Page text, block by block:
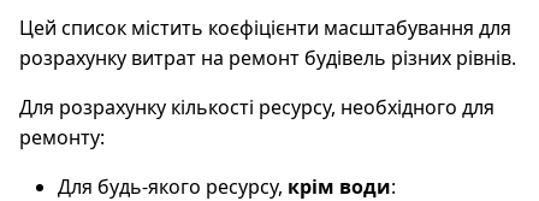
Цей список містить коєфіцієнти масштабування для
розрахунку витрат на ремонт будівель різних рівнів.
Для розрахунку кількості ресурсу, необхідного для
ремонту:
Для будь-якого ресурсу, крім води: